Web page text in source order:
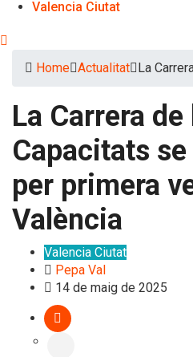
Valencia Ciutat
Home Actualitat La
La Carrera de
Capacitats
per primera
València
Valencia Ciutat
Pepa Val
14 de maig de 2025